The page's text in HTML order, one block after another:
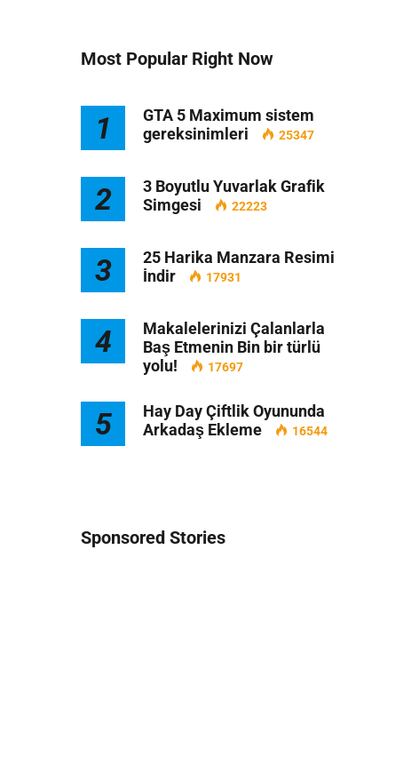
Most Popular Right Now
1
GTA 5 Maximum sistem
gereksinimleri
25347
2
3 Boyutlu Yuvarlak Grafik
Simgesi
22223
3
25 Harika Manzara Resimi
İndir
17931
4
Makalelerinizi Çalanlarla
Baş Etmenin Bin bir türlü
yolu!
17697
5
Hay Day Çiftlik Oyununda
Arkadaş Ekleme
16544
Sponsored Stories